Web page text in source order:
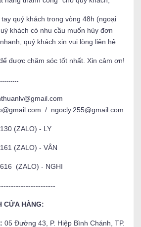
quý khách trong vòng 48h (ngoại
khách có nhu cầu muốn hủy đơn
quý khách xin vui lòng liên hệ
được chăm sóc tốt nhất. Xin cảm ơn!
/ ngocly.255@gmail.com
(ZALO) - LY
(ZALO) - VÂN
(ZALO) - NGHI
CỬA HÀNG:
05 Đường 43, P. Hiệp Bình Chánh, TP.